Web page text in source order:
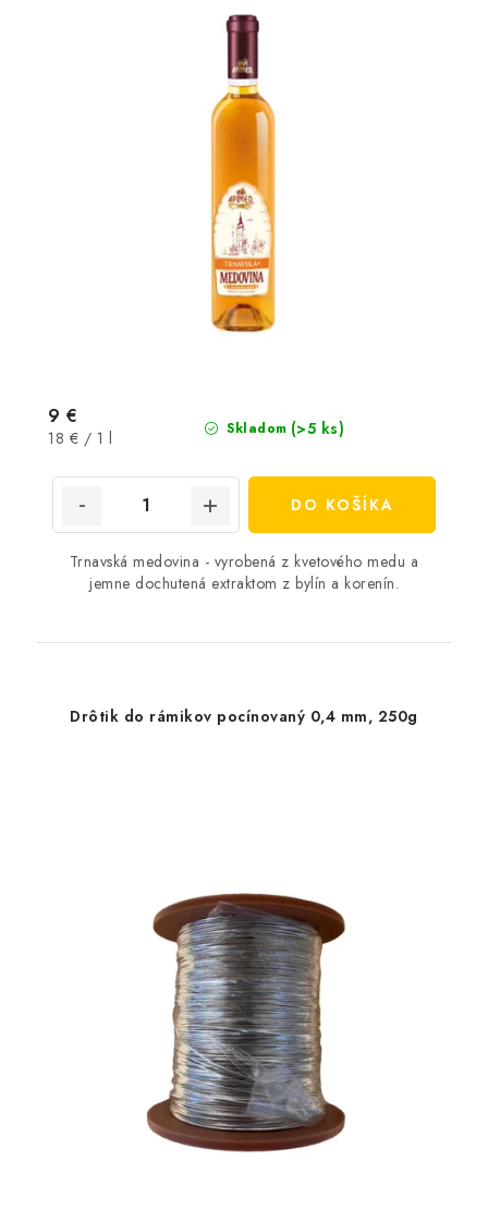
Skladom (>5 ks)
9 €
Jednotková
18 € / 1 l
DO KOŠÍKA
Trnavská medovina - vyrobená z kvetového medu a
jemne dochutená extraktom z bylín a korenín.
Drôtik do rámikov pocínovaný 0,4 mm, 250g